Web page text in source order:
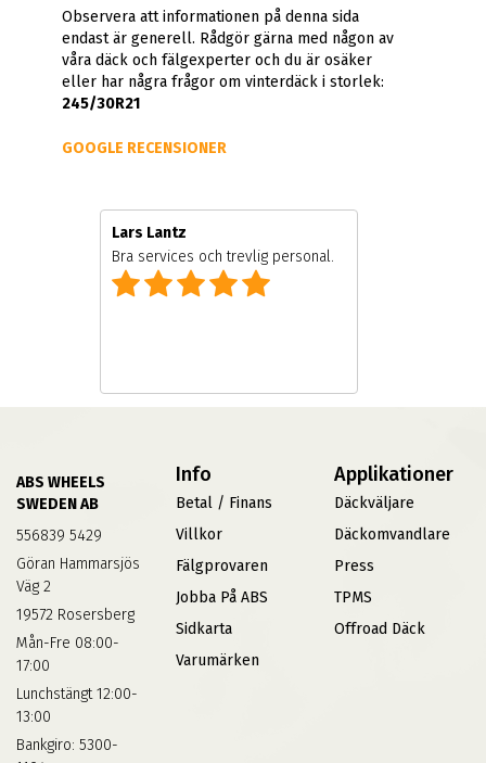
Observera att informationen på denna sida
endast är generell. Rådgör gärna med någon av
våra däck och fälgexperter och du är osäker
eller har några frågor om vinterdäck i storlek:
245/30R21
GOOGLE RECENSIONER
Lars Lantz
Bra services och trevlig personal.
ABS WHEELS
SWEDEN AB
556839 5429
Göran Hammarsjös
Väg 2
19572 Rosersberg
Mån-Fre 08:00-
17:00
Lunchstängt 12:00-
13:00
Bankgiro: 5300-
Info
Betal / Finans
Villkor
Fälgprovaren
Jobba På ABS
Sidkarta
Varumärken
Applikationer
Däckväljare
Däckomvandlare
Press
TPMS
Offroad Däck